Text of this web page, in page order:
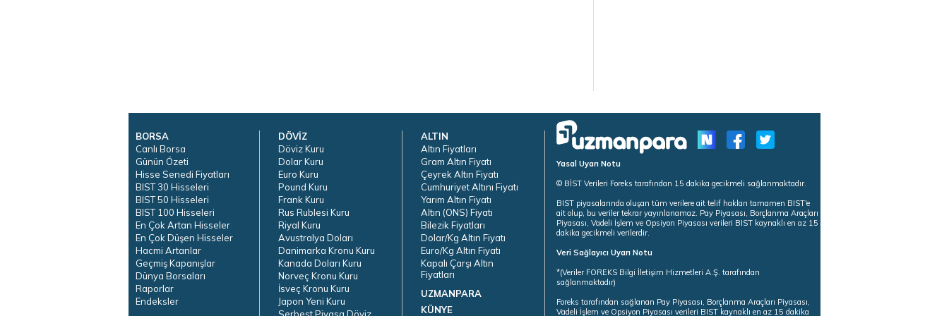
BORSA
Canlı Borsa
Günün Özeti
Hisse Senedi Fiyatları
BIST 30 Hisseleri
BIST 50 Hisseleri
BIST 100 Hisseleri
En Çok Artan Hisseler
En Çok Düşen Hisseler
Hacmi Artanlar
Geçmiş Kapanışlar
Dünya Borsaları
Raporlar
Endeksler
DÖVİZ
Döviz Kuru
Dolar Kuru
Euro Kuru
Pound Kuru
Frank Kuru
Rus Rublesi Kuru
Riyal Kuru
Avustralya Doları
Danimarka Kronu Kuru
Kanada Doları Kuru
Norveç Kronu Kuru
İsveç Kronu Kuru
Japon Yeni Kuru
Serbest Piyasa Döviz
ALTIN
Altın Fiyatları
Gram Altın Fiyatı
Çeyrek Altın Fiyatı
Cumhuriyet Altını Fiyatı
Yarım Altın Fiyatı
Altın (ONS) Fiyatı
Bilezik Fiyatları
Dolar/Kg Altın Fiyatı
Euro/Kg Altın Fiyatı
Kapalı Çarşı Altın
Fiyatları
UZMANPARA
KÜNYE
Yasal Uyarı Notu
© BİST Verileri Foreks tarafından 15 dakika gecikmeli sağlanmaktadır.
BIST piyasalarında oluşan tüm verilere ait telif hakları tamamen BIST'e
ait olup, bu veriler tekrar yayınlanamaz. Pay Piyasası, Borçlanma Araçları
Piyasası, Vadeli İşlem ve Opsiyon Piyasası verileri BIST kaynaklı en az 15
dakika gecikmeli verilerdir.
Veri Sağlayıcı Uyarı Notu
*(Veriler FOREKS Bilgi İletişim Hizmetleri A.Ş. tarafından
sağlanmaktadır)
Foreks tarafından sağlanan Pay Piyasası, Borçlanma Araçları Piyasası,
Vadeli İşlem ve Opsiyon Piyasası verileri BIST kaynaklı en az 15 dakika